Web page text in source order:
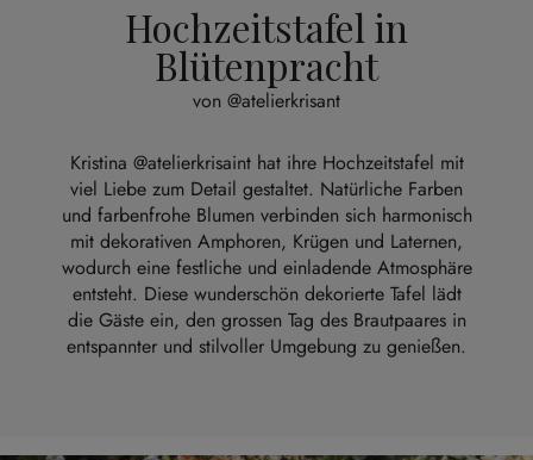
Hochzeitstafel in
Blütenpracht
von @atelierkrisant
Kristina @atelierkrisainthat ihre Hochzeitstafel mit
viel Liebe zum Detail gestaltet. Natürliche Farben
und farbenfrohe Blumen verbinden sich harmonisch
mit dekorativen Amphoren, Krügen und Laternen,
wodurch eine festliche und einladende Atmosphäre
entsteht. Diese wunderschön dekorierte Tafel lädt
die Gäste ein, den grossen Tag des Brautpaares in
entspannter und stilvoller Umgebung zu genießen.